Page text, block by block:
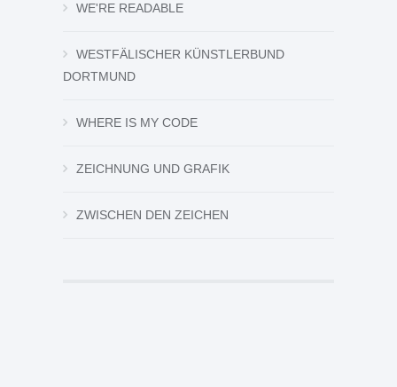
WE'RE READABLE
WESTFÄLISCHER KÜNSTLERBUND
DORTMUND
WHERE IS MY CODE
ZEICHNUNG UND GRAFIK
ZWISCHEN DEN ZEICHEN